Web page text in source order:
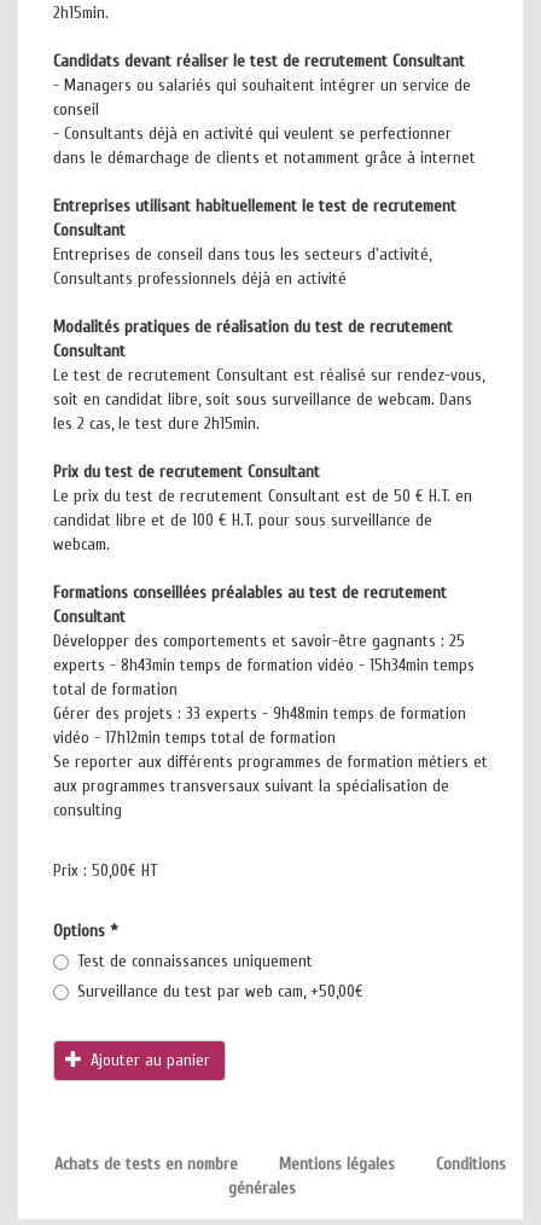
2h15min.
Candidats devant réaliser le test de recrutement Consultant
- Managers ou salariés qui souhaitent intégrer un service de
conseil
- Consultants déjà en activité qui veulent se perfectionner
dans le démarchage de clients et notamment grâce à internet
Entreprises utilisant habituellement le test de recrutement
Consultant
Entreprises de conseil dans tous les secteurs d'activité,
Consultants professionnels déjà en activité
Modalités pratiques de réalisation du test de recrutement
Consultant
Le test de recrutement Consultant est réalisé sur rendez-vous,
soit en candidat libre, soit sous surveillance de webcam. Dans
les 2 cas, le test dure 2h15min.
Prix du test de recrutement Consultant
Le prix du test de recrutement Consultant est de 50 € H.T. en
candidat libre et de 100 € H.T. pour sous surveillance de
webcam.
Formations conseillées préalables au test de recrutement
Consultant
Développer des comportements et savoir-être gagnants : 25
experts - 8h43min temps de formation vidéo - 15h34min temps
total de formation
Gérer des projets : 33 experts - 9h48min temps de formation
vidéo - 17h12min temps total de formation
Se reporter aux différents programmes de formation métiers et
aux programmes transversaux suivant la spécialisation de
consulting
Prix : 50,00€ HT
Options *
Test de connaissances uniquement
Surveillance du test par web cam, +50,00€
Ajouter au panier
Achats de tests en nombre Mentions légales
Conditions
générales